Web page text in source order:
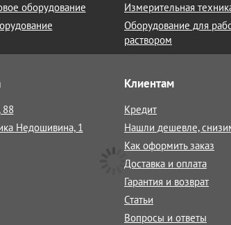
оборудование
Измерительная
Оборудование для
раствором
88
Недошивина, 1
Клиентам
Кредит
Нашли дешевле,
Как оформить заказ
Доставка и оплата
Гарантия и возврат
Статьи
Вопросы и ответы